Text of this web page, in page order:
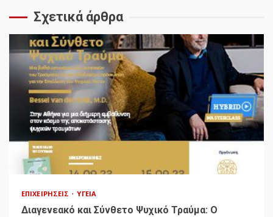
Σχετικά άρθρα
ΕΠΙΧΕΙΡΉΣΕΙΣ ΥΓΕΊΑ
Διαγενεακό και Σύνθετο Ψυχικό Τραύμα: Ο